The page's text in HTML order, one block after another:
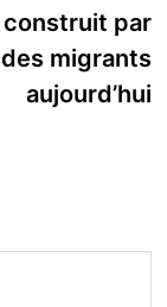
construit par
des migrants
aujourd’hui